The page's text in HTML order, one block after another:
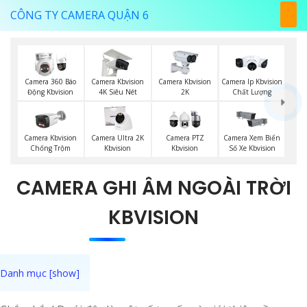
CÔNG TY CAMERA QUẬN 6
Camera 360 Báo
Động Kbvision
Camera Kbvision
4K Siêu Nét
Camera Kbvision
2K
Camera Ip Kbvision
Chất Lượng
Camera Kbvision
Chống Trộm
Camera Ultra 2K
Kbvision
Camera PTZ
Kbvision
Camera Xem Biển
Số Xe Kbvision
CAMERA GHI ÂM NGOÀI TRỜI
KBVISION